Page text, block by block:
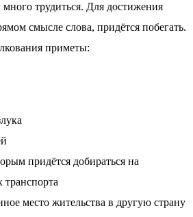
трудиться. Для достижения
смысле слова, придётся побегать.
приметы:
придётся добираться на
транспорта
место жительства в другую страну